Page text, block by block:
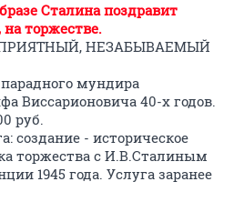
Сталина поздравит
торжестве.
НЕЗАБЫВАЕМЫЙ
мундира
Виссарионовича 40-х годов.
руб.
создание - историческое
торжества с И.В.Сталиным
1945 года. Услуга заранее